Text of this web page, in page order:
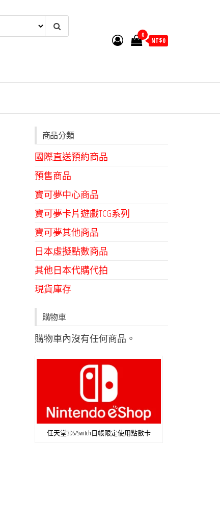
0
NT$0
商品分類
國際直送預約商品
預售商品
寶可夢中心商品
寶可夢卡片遊戲TCG系列
寶可夢其他商品
日本虛擬點數商品
其他日本代購代拍
現貨庫存
購物車
購物車內沒有任何商品。
任天堂3DS/Switch日帳限定使用點數卡